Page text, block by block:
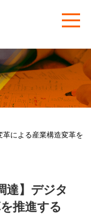
革による産業構造変革を
達】デジタ
推進する